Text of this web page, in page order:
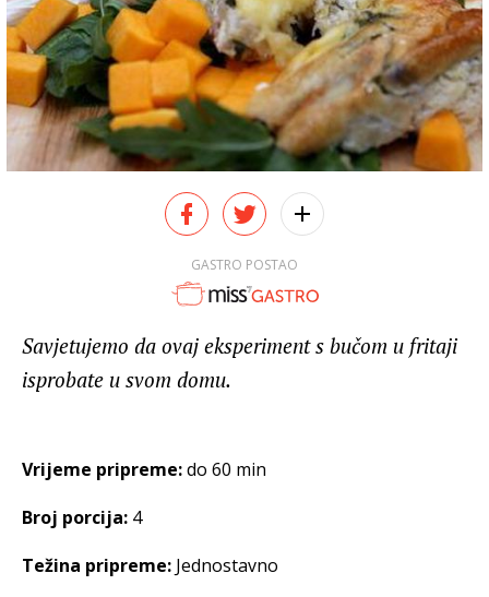
GASTRO POSTAO
Savjetujemo da ovaj eksperiment s bučom u fritaji
isprobate u svom domu.
Vrijeme pripreme:do 60 min
Broj porcija: 4
Težina pripreme: Jednostavno